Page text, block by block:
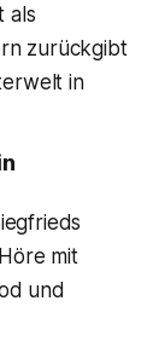
als
zurückgibt
in
mit
und